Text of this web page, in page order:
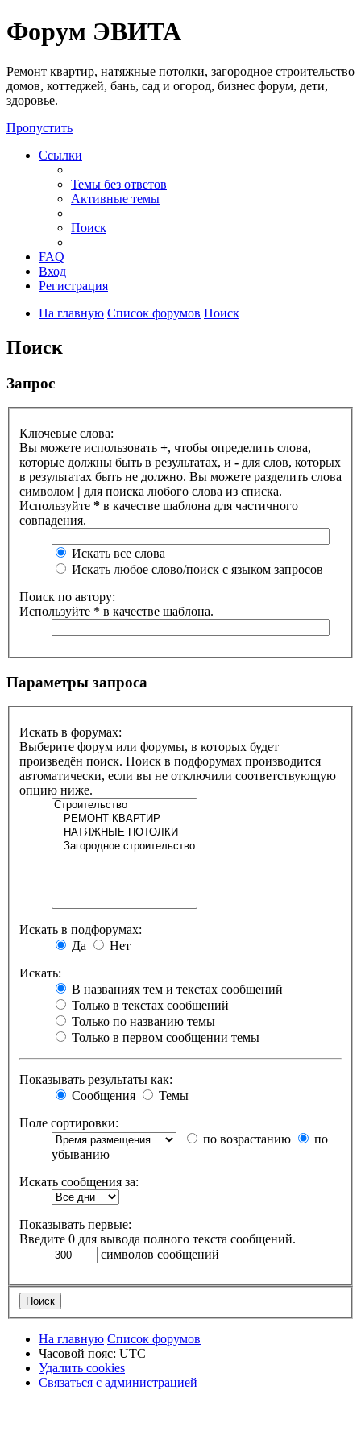
Регистрация
Форум ЭВИТА
Ремонт квартир, натяжные потолки, загородное строительство
домов, коттеджей, бань, сад и огород, бизнес форум, дети,
здоровье.
Пропустить
Ссылки
Темы без ответов
Активные темы
Поиск
FAQ
Вход
Регистрация
На главную Список форумов Поиск
Поиск
Запрос
Ключевые слова:
Вы можете использовать +, чтобы определить слова,
которые должны быть в результатах, и - для слов, которых
в результатах быть не должно. Вы можете разделить слова
символом | для поиска любого слова из списка.
Используйте * в качестве шаблона для частичного
совпадения.
Искать все слова
Искать любое слово/поиск с языком запросов
Поиск по автору:
Используйте * в качестве шаблона.
Параметры запроса
Искать в форумах:
Выберите форум или форумы, в которых будет
произведён поиск. Поиск в подфорумах производится
автоматически, если вы не отключили соответствующую
опцию ниже.
Искать в подфорумах:
Да
Нет
Искать:
В названиях тем и текстах сообщений
Только в текстах сообщений
Только по названию темы
Только в первом сообщении темы
Показывать результаты как:
Сообщения
Темы
Поле сортировки:
по возрастанию
по
убыванию
Искать сообщения за:
Показывать первые:
Введите 0 для вывода полного текста сообщений.
символов сообщений
На главную Список форумов
Часовой пояс: UTC
Удалить cookies
Связаться
Связаться с администрацией